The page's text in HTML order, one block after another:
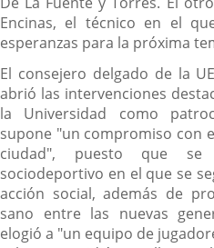
Encinas, el técnico en el
esperanzas para la próxima
El consejero delgado de la
abrió las intervenciones
la Universidad como
supone "un compromiso con
ciudad", puesto que
sociodeportivo en el que se
acción social, además de
sano entre las nuevas
elogió a "un equipo de